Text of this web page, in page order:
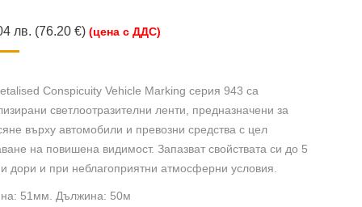
лв. (76.20 €)(цена с ДДС)
Conspicuity Vehicle Marking серия 943 са
светлоотразителни ленти, предназначени за
върху автомобили и превозни средства с цел
на повишена видимост. Запазват свойствата си до 5
дори и при неблагоприятни атмосферни условия.
51мм. Дължина: 50м